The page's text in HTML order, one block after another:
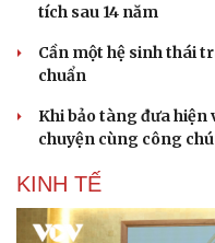
tích sau 14 năm
Cần một hệ sinh thái
chuẩn
Khi bảo tàng đưa
chuyện cùng công
KINH TẾ